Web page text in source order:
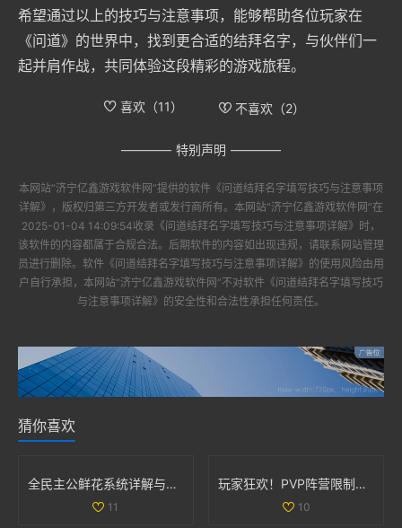
希望通过以上的技巧与注意事项，能够帮助各位玩家在
《问道》的世界中，找到更合适的结拜名字，与伙伴们一
起并肩作战，共同体验这段精彩的游戏旅程。
喜欢（11） 不喜欢（2）
特别声明
本网站“济宁亿鑫游戏软件网”提供的软件 《问道结拜名字填写技巧与注意事项
详解》 ，版权归第三方开发者或发行商所有。本网站“济宁亿鑫游戏软件网”在
2025-01-04 14:09:54收录 《问道结拜名字填写技巧与注意事项详解》 时，
该软件的内容都属于合规合法。后期软件的内容如出现违规，请联系网站管理
员进行删除。软件 《问道结拜名字填写技巧与注意事项详解》 的使用风险由用
户自行承担，本网站“济宁亿鑫游戏软件网”不对软件 《问道结拜名字填写技巧
与注意事项详解》 的安全性和合法性承担任何责任。
猜你喜欢
全民主公鲜花系统详解与玩法技巧大盘点
11
玩家狂欢！PVP阵营限制解除，部落与联盟可组队战斗
10